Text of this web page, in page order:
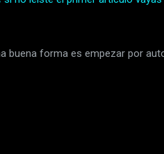
buena forma es empezar por